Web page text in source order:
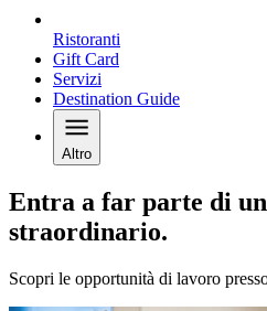
Ristoranti
Gift Card
Servizi
Destination Guide
Altro
Entra a far parte di
straordinario.
Scopri le opportunità di lavoro